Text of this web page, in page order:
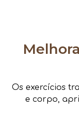
Os exercícios
e corpo,